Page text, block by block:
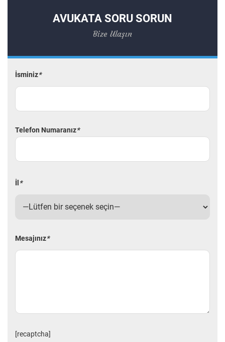
AVUKATA SORU SORUN
Bize Ulaşın
İsminiz*
Telefon Numaranız*
İl *
Mesajınız*
[recaptcha]